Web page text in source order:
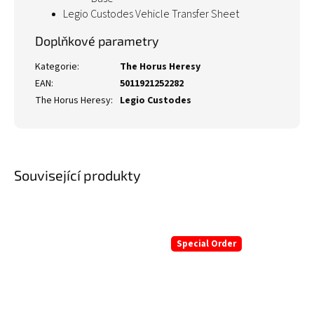
Související produkty
Special Order
Legio Custodes Vehicle Transfer Sheet
Doplňkové parametry
Kategorie:
The Horus Heresy
EAN:
5011921252282
The Horus Heresy: Legio Custodes